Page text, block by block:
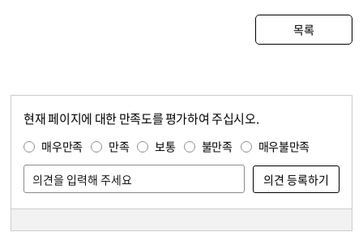
목록
현재 페이지에 대한 만족도를 평가하여 주십시오.
매우만족 만족 보통 불만족 매우불만족